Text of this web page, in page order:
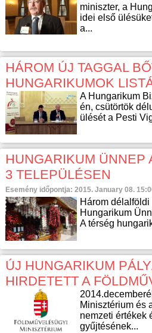
miniszter, a
idei első
a...
HÁROM ÚJ TAGGAL
HUNGARIKUMOK
A Hungarikum
én, csütörtök
ülését a Pesti
HUNGARIKUM ÜNNEP
3 TELEPÜLÉSEN
Esemény időpontja: 2015. January 08.
Három
Hungarikum
A térség
ÚJ HUNGARIKUM
HIRDETETT A
Minisztérium és
nemzeti értékek
gyűjtésének...